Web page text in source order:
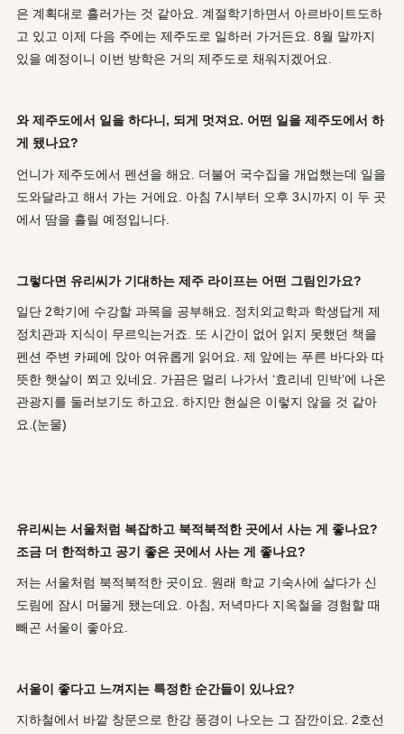
은 계획대로 흘러가는 것 같아요. 계절학기하면서 아르바이트도하
고 있고 이제 다음 주에는 제주도로 일하러 가거든요. 8월 말까지
있을 예정이니 이번 방학은 거의 제주도로 채워지겠어요.
와 제주도에서 일을 하다니, 되게 멋져요. 어떤 일을 제주도에서 하
게 됐나요?
언니가 제주도에서 펜션을 해요. 더불어 국수집을 개업했는데 일을
도와달라고 해서 가는 거에요. 아침 7시부터 오후 3시까지 이 두 곳
에서 땀을 흘릴 예정입니다.
그렇다면 유리씨가 기대하는 제주 라이프는 어떤 그림인가요?
일단 2학기에 수강할 과목을 공부해요. 정치외교학과 학생답게 제
정치관과 지식이 무르익는거죠. 또 시간이 없어 읽지 못했던 책을
펜션 주변 카페에 앉아 여유롭게 읽어요. 제 앞에는 푸른 바다와 따
뜻한 햇살이 쬐고 있네요. 가끔은 멀리 나가서 ‘효리네 민박’에 나온
관광지를 둘러보기도 하고요. 하지만 현실은 이렇지 않을 것 같아
요.(눈물)
유리씨는 서울처럼 복잡하고 북적북적한 곳에서 사는 게 좋나요?
조금 더 한적하고 공기 좋은 곳에서 사는 게 좋나요?
저는 서울처럼 북적북적한 곳이요. 원래 학교 기숙사에 살다가 신
도림에 잠시 머물게 됐는데요. 아침, 저녁마다 지옥철을 경험할 때
빼곤 서울이 좋아요.
서울이 좋다고 느껴지는 특정한 순간들이 있나요?
지하철에서 바깥 창문으로 한강 풍경이 나오는 그 잠깐이요. 2호선